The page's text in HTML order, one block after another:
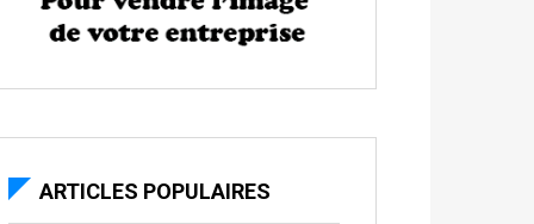
ARTICLES POPULAIRES